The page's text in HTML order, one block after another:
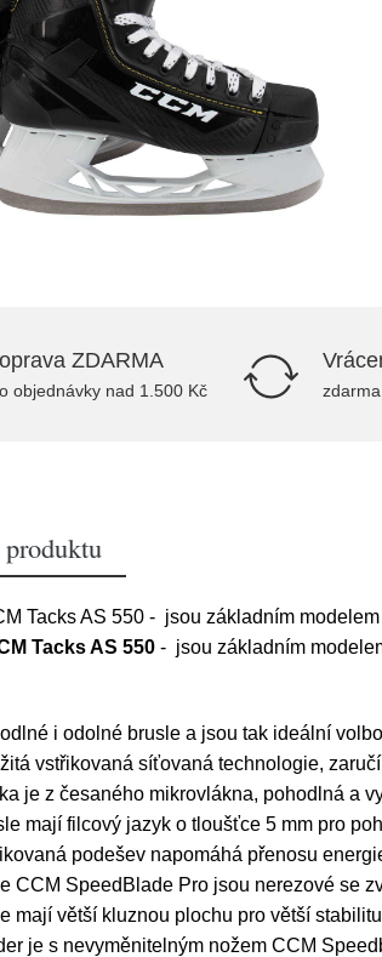
ZDARMA
objednávky nad 1.500 Kč
produktu
Tacks AS 550 - jsou základním
Tacks AS 550 - jsou základním
i odolné brusle a jsou tak ideální
vstřikovaná síťovaná technologie,
je z česaného mikrovlákna, pohodlná a
mají filcový jazyk o tloušťce 5 mm pro
podešev napomáhá přenosu
CCM SpeedBlade Pro jsou nerezové se
mají větší kluznou plochu pro větší
je s nevyměnitelným nožem CCM